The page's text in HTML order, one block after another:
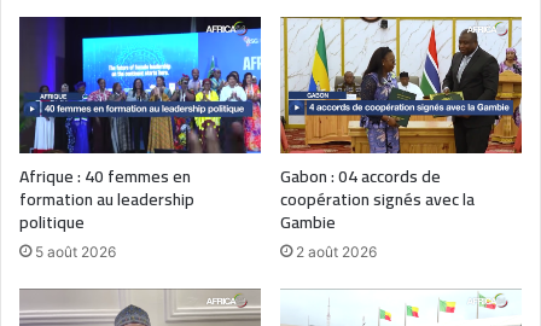
Afrique : 40 femmes en
formation au leadership
politique
5 août 2026
Gabon : 04 accords de
coopération signés avec la
Gambie
2 août 2026